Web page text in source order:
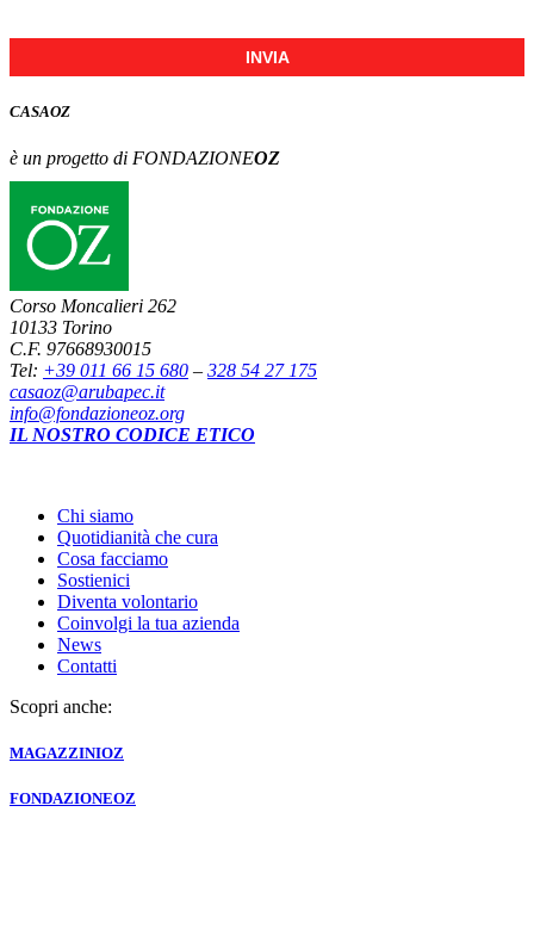
INVIA
CASAOZ
è un progetto di FONDAZIONEOZ
Corso Moncalieri 262
10133 Torino
C.F. 97668930015
Tel: +39 011 66 15 680 – 328 54 27 175
casaoz@arubapec.it
info@fondazioneoz.org
IL NOSTRO CODICE ETICO
Chi siamo
Quotidianità che cura
Cosa facciamo
Sostienici
Diventa volontario
Coinvolgi la tua azienda
News
Contatti
Scopri anche:
MAGAZZINIOZ
FONDAZIONEOZ